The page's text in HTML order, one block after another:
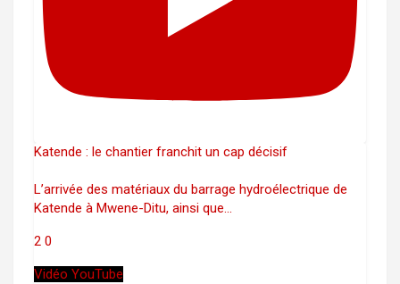
Katende : le chantier franchit un cap décisif
L’arrivée des matériaux du barrage hydroélectrique de
Katende à Mwene-Ditu, ainsi que...
2 0
Vidéo YouTube